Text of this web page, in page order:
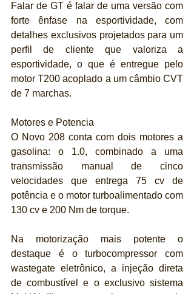
Falar de GT é falar de uma versão com
forte ênfase na esportividade, com
detalhes exclusivos projetados para um
perfil de cliente que valoriza a
esportividade, o que é entregue pelo
motor T200 acoplado a um câmbio CVT
de 7 marchas.
Motores e Potencia
O Novo 208 conta com dois motores a
gasolina: o 1.0, combinado a uma
transmissão manual de cinco
velocidades que entrega 75 cv de
potência e o motor turboalimentado com
130 cv e 200 Nm de torque.
Na motorização mais potente o
destaque é o turbocompressor com
wastegate eletrônico, a injeção direta
de combustível e o exclusivo sistema